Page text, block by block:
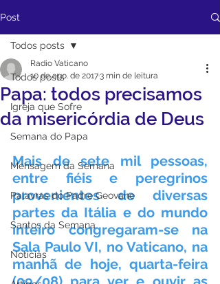
Post
Todos posts
Igreja que Sofre
Semana do Papa
Mensagem da Semana
Palavras do Padre Geovane
Santos da Semana
Notícias
Todos posts
Papa: todos precisamos
da misericórdia de Deus
Radio Vaticano
10 de ago. de 20173 min de leitura
Mais de sete mil pessoas,
entre fiéis e peregrinos
provenientes de diversas
partes da Itália e do mundo
inteiro congregaram-se na
Sala Paulo VI, no Vaticano, na
manhã de hoje, quarta-feira